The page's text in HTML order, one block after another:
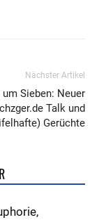
Nächster Artikel
um Sieben: Neuer
Talk und
Gerüchte